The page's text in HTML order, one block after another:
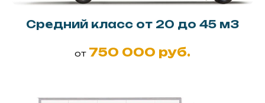
Средний класс от 20 до 45 м3
от 750 000 руб.